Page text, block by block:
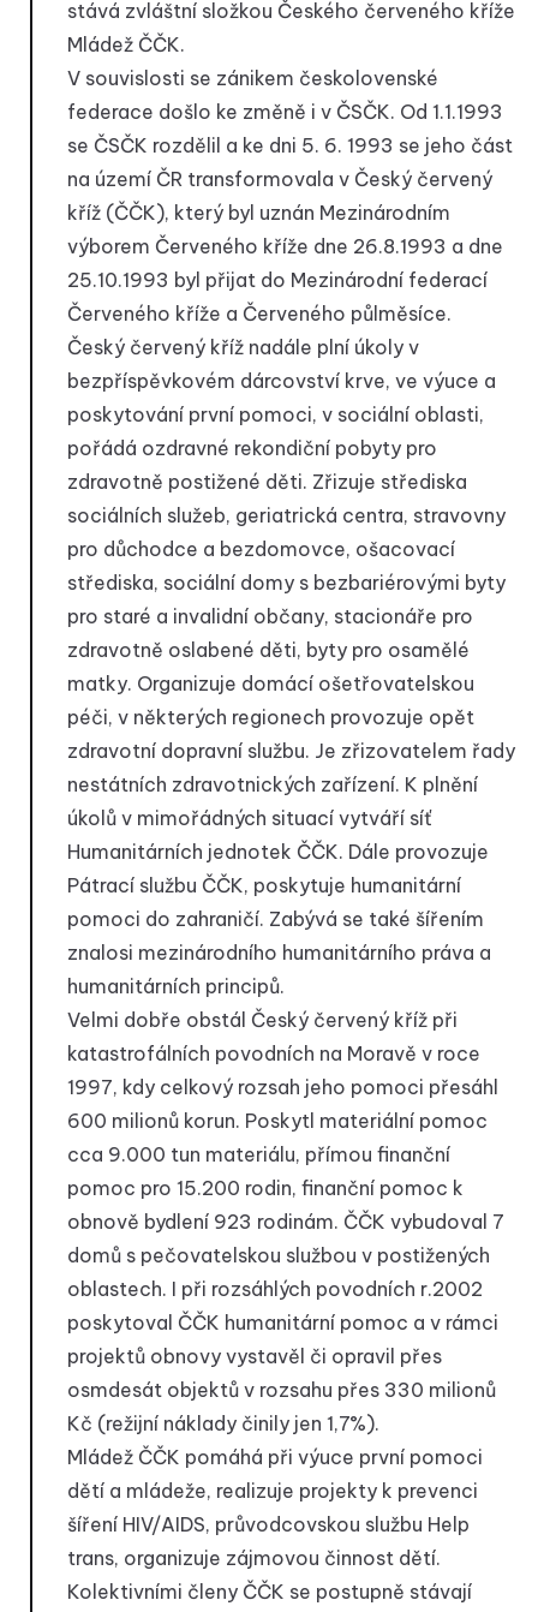
stává zvláštní složkou Českého červeného kříže
Mládež ČČK.
V souvislosti se zánikem českolovenské
federace došlo ke změně i v ČSČK. Od 1.1.1993
se ČSČK rozdělil a ke dni 5. 6. 1993 se jeho část
na území ČR transformovala v Český červený
kříž (ČČK), který byl uznán Mezinárodním
výborem Červeného kříže dne 26.8.1993 a dne
25.10.1993 byl přijat do Mezinárodní federací
Červeného kříže a Červeného půlměsíce.
Český červený kříž nadále plní úkoly v
bezpříspěvkovém dárcovství krve, ve výuce a
poskytování první pomoci, v sociální oblasti,
pořádá ozdravné rekondiční pobyty pro
zdravotně postižené děti. Zřizuje střediska
sociálních služeb, geriatrická centra, stravovny
pro důchodce a bezdomovce, ošacovací
střediska, sociální domy s bezbariérovými byty
pro staré a invalidní občany, stacionáře pro
zdravotně oslabené děti, byty pro osamělé
matky. Organizuje domácí ošetřovatelskou
péči, v některých regionech provozuje opět
zdravotní dopravní službu. Je zřizovatelem řady
nestátních zdravotnických zařízení. K plnění
úkolů v mimořádných situací vytváří síť
Humanitárních jednotek ČČK. Dále provozuje
Pátrací službu ČČK, poskytuje humanitární
pomoci do zahraničí. Zabývá se také šířením
znalosi mezinárodního humanitárního práva a
humanitárních principů.
Velmi dobře obstál Český červený kříž při
katastrofálních povodních na Moravě v roce
1997, kdy celkový rozsah jeho pomoci přesáhl
600 milionů korun. Poskytl materiální pomoc
cca 9.000 tun materiálu, přímou finanční
pomoc pro 15.200 rodin, finanční pomoc k
obnově bydlení 923 rodinám. ČČK vybudoval 7
domů s pečovatelskou službou v postižených
oblastech. I při rozsáhlých povodních r.2002
poskytoval ČČK humanitární pomoc a v rámci
projektů obnovy vystavěl či opravil přes
osmdesát objektů v rozsahu přes 330 milionů
Kč (režijní náklady činily jen 1,7%).
Mládež ČČK pomáhá při výuce první pomoci
dětí a mládeže, realizuje projekty k prevenci
šíření HIV/AIDS, průvodcovskou službu Help
trans, organizuje zájmovou činnost dětí.
Kolektivními členy ČČK se postupně stávají